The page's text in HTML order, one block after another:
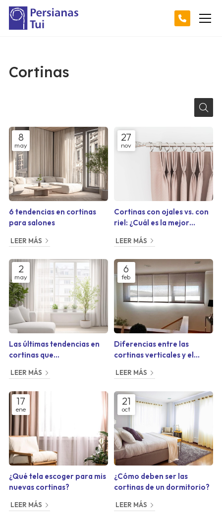
Cortinas
8
may
6 tendencias en cortinas
para salones
LEER MÁS
27
nov
Cortinas con ojales vs. con
riel: ¿Cuál es la mejor
LEER MÁS
2
may
Las últimas tendencias en
cortinas que
LEER MÁS
6
feb
Diferencias entre las
cortinas verticales y el
LEER MÁS
17
ene
¿Qué tela escoger para mis
nuevas cortinas?
LEER MÁS
21
oct
¿Cómo deben ser las
cortinas de un dormitorio?
LEER MÁS